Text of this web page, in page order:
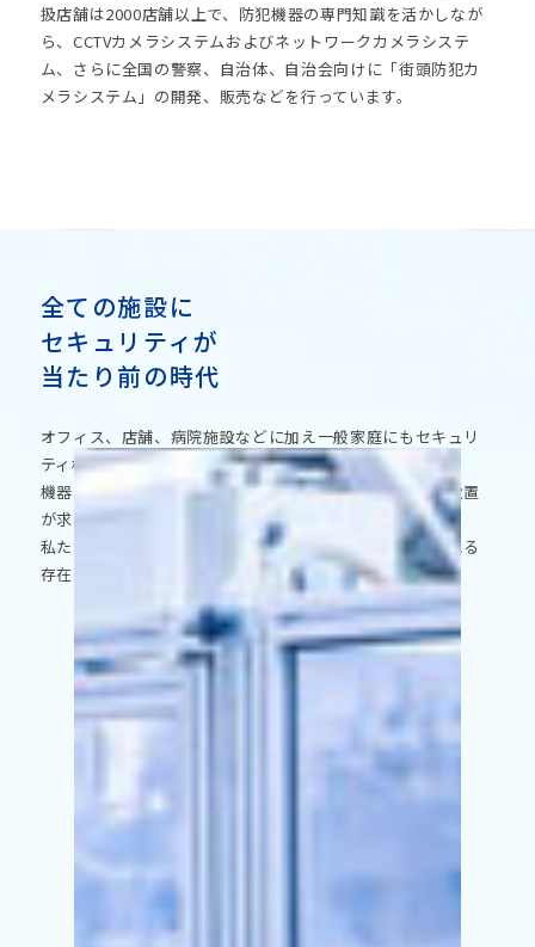
扱店舗は2000店舗以上で、防犯機器の専門知識を活かしなが
ら、CCTVカメラシステムおよびネットワークカメラシステ
ム、さらに全国の警察、自治体、自治会向けに「街頭防犯カ
メラシステム」の開発、販売などを行っています。
全ての施設に
セキュリティが
当たり前の時代
オフィス、店舗、病院施設などに加え一般家庭にもセキュリ
ティ機器の設置は当たり前となり、
機器の種類も多様化することで使用用途にあった機器の設置
が求められます。
私たちNSK防犯機器の専門家としてお客様に常に期待される
存在を目指しています。